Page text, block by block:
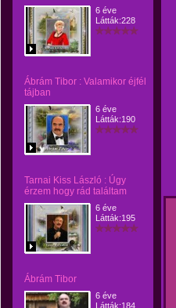
6 éve
Látták:228
Ábrám Tibor : Valamikor éjfél
tájban
6 éve
Látták:190
Tarnai Kiss László : Úgy
érzem hogy rád találtam
6 éve
Látták:195
Ábrám Tibor
6 éve
Látták:184